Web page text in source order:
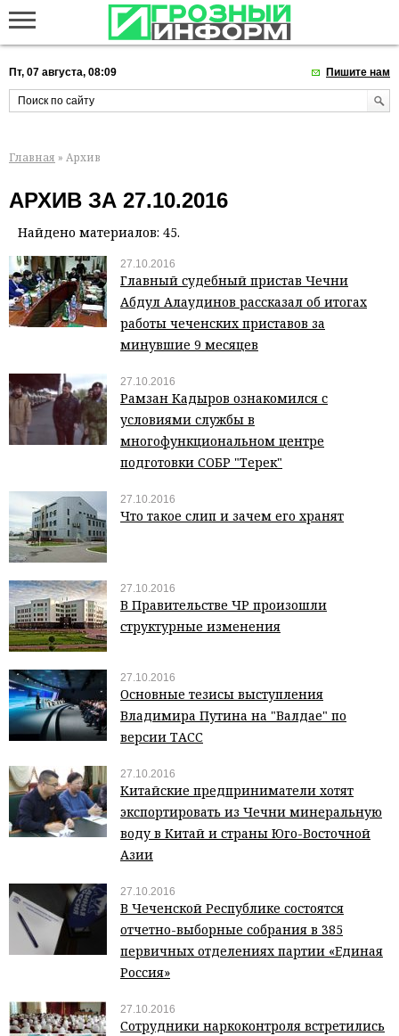
Пт, 07 августа, 08:09 Пишите нам
Главная » Архив
АРХИВ ЗА 27.10.2016
Найдено материалов: 45.
27.10.2016
Главный судебный пристав Чечни
Абдул Алаудинов рассказал об итогах
работы чеченских приставов за
минувшие 9 месяцев
27.10.2016
Рамзан Кадыров ознакомился с
условиями службы в
многофункциональном центре
подготовки СОБР "Терек"
27.10.2016
Что такое слип и зачем его хранят
27.10.2016
В Правительстве ЧР произошли
структурные изменения
27.10.2016
Основные тезисы выступления
Владимира Путина на "Валдае" по
версии ТАСС
27.10.2016
Китайские предприниматели хотят
экспортировать из Чечни минеральную
воду в Китай и страны Юго-Восточной
Азии
27.10.2016
В Чеченской Республике состоятся
отчетно-выборные собрания в 385
первичных отделениях партии «Единая
Россия»
27.10.2016
Сотрудники наркоконтроля встретились